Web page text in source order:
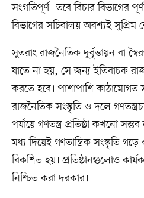
সংগতিপূর্ণ। তবে বিচার বিভাগের
বিভাগের সচিবালয় অবশ্যই সুপ্রিম
সুতরাং রাজনৈতিক দুর্বৃত্তায়ন বা
যাতে না হয়, সে জন্য ইতিবাচক
করতে হবে। পাশাপাশি কাঠামোগত
রাজনৈতিক সংস্কৃতি ও দলে
পর্যায়ে গণতন্ত্র প্রতিষ্ঠা কখনো
মধ্য দিয়েই গণতান্ত্রিক সংস্কৃতি
বিকশিত হয়। প্রতিষ্ঠানগুলোও
নিশ্চিত করা দরকার।